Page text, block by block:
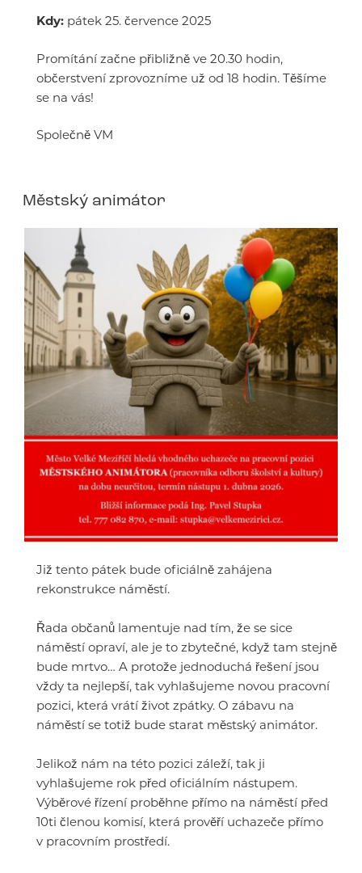
Kdy: pátek 25. července 2025
Promítání začne přibližně ve 20.30 hodin,
občerstvení zprovozníme už od 18 hodin. Těšíme
se na vás!
Společně VM
Městský animátor
Již tento pátek bude oficiálně zahájena
rekonstrukce náměstí.
Řada občanů lamentuje nad tím, že se sice
náměstí opraví, ale je to zbytečné, když tam stejně
bude mrtvo… A protože jednoduchá řešení jsou
vždy ta nejlepší, tak vyhlašujeme novou pracovní
pozici, která vrátí život zpátky. O zábavu na
náměstí se totiž bude starat městský animátor.
Jelikož nám na této pozici záleží, tak ji
vyhlašujeme rok před oficiálním nástupem.
Výběrové řízení proběhne přímo na náměstí před
10ti členou komisí, která prověří uchazeče přímo
v pracovním prostředí.